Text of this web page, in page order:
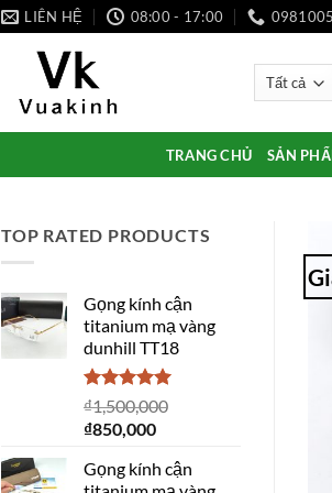
LIÊN HỆ 08:00 - 17:00
TRANG CHỦ SẢN
TOP RATED PRODUCTS
Gọng kính cận
titanium mạ vàng
dunhill TT18
Được xếp
hạng 5.00
5 sao
₫1,500,000
Giá
là:
₫850,000Giá
tại
Gọng kính cận